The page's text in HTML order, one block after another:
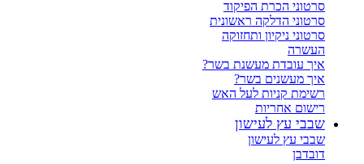
סרטוני הכרת הפיקוד
סרטוני הדלקה ראשונית
סרטוני ניקיון ותחזוקה
העשרה
איך עובדת מעשנת בשר?
איך מעשנים בשר?
רשימת קניות לעל האש
רישום אחריות
שבבי עץ לעישון
שבבי עץ לעישון
דובדבן